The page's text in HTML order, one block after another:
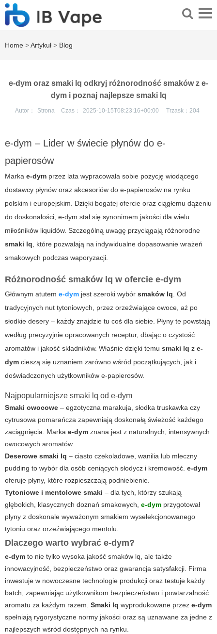
Home >Artykuł > Blog
e-dym oraz smaki lq odkryj różnorodność smaków z e-
dym i poznaj najlepsze smaki lq
Autor： Strona Czas： 2025-10-15T08:23:16+00:00 Trzask： 204
e-dym – Lider w świecie płynów do e-
papierosów
Marka e-dym przez lata wypracowała sobie pozycję wiodącego
dostawcy płynów oraz akcesoriów do e-papierosów na rynku
polskim i europejskim. Dzięki bogatej ofercie oraz ciągłemu dążeniu
do doskonałości, e-dym stał się synonimem jakości dla wielu
miłośników liquidów. Szczególną uwagę przyciągają różnorodne
smaki lq, które pozwalają na indywidualne dopasowanie wrażeń
smakowych podczas waporyzacji.
Różnorodność smaków lq w ofercie e-dym
Głównym atutem e-dym jest szeroki wybór smaków lq. Od
tradycyjnych nut tytoniowych, przez orzeźwiające owoce, aż po
słodkie desery – każdy znajdzie tu coś dla siebie. Płyny te powstają
według precyzyjnie opracowanych receptur, dbając o czystość
aromatów i jakość składników. Właśnie dzięki temu smaki lq z e-
dym cieszą się uznaniem zarówno wśród początkujących, jak i
doświadczonych użytkowników e-papierosów.
Najpopularniejsze smaki lq od e-dym
Smaki owocowe – egzotyczna marakuja, słodka truskawka czy
cytrusowa pomarańcza zapewniają doskonałą świeżość każdego
zaciągnięcia. Marka e-dym znana jest z naturalnych, intensywnych
owocowych aromatów.
Deserowe smaki lq – ciasto czekoladowe, wanilia lub mleczny
pudding to wybór dla osób ceniących słodycz i kremowość. e-dym
oferuje płyny, które rozpieszczają podniebienie.
Tytoniowe i mentolowe smaki – dla tych, którzy szukają
głębokich, klasycznych doznań smakowych, e-dym przygotował
płyny z doskonale wyważonym smakiem wyselekcjonowanego
tytoniu oraz orzeźwiającego mentolu.
Dlaczego warto wybrać e-dym?
e-dym to nie tylko wysoka jakość smaków lq, ale także
innowacyjność, bezpieczeństwo oraz gwarancja satysfakcji. Firma
inwestuje w nowoczesne technologie produkcji oraz testuje każdy
batch, zapewniając użytkownikom bezpieczeństwo i powtarzalność
aromatu za każdym razem. Smaki lq wyprodukowane przez e-dym
spełniają rygorystyczne normy jakości oraz są uznawane za jedne z
najlepszych wśród dostępnych na rynku.